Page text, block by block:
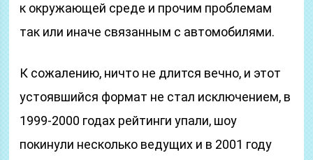
к окружающей среде и прочим проблемам
так или иначе связанным с автомобилями.
К сожалению, ничто не длится вечно, и этот
устоявшийся формат не стал исключением, в
1999-2000 годах рейтинги упали, шоу
покинули несколько ведущих и в 2001 году